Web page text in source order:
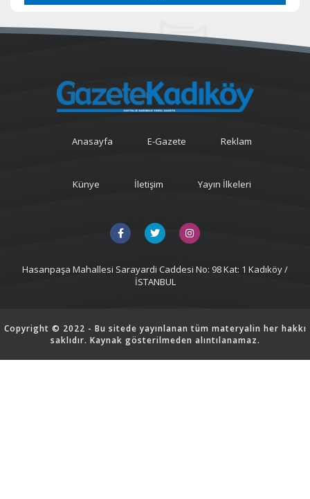
Anasayfa E-Gazete Reklam
Künye İletişim Yayın İlkeleri
Hasanpaşa Mahallesi Sarayardi Caddesi No: 98 Kat: 1 Kadıköy /
İSTANBUL
Copyright © 2022 - Bu sitede yayınlanan tüm materyalin her hakkı
saklıdır. Kaynak gösterilmeden alıntılanamaz.